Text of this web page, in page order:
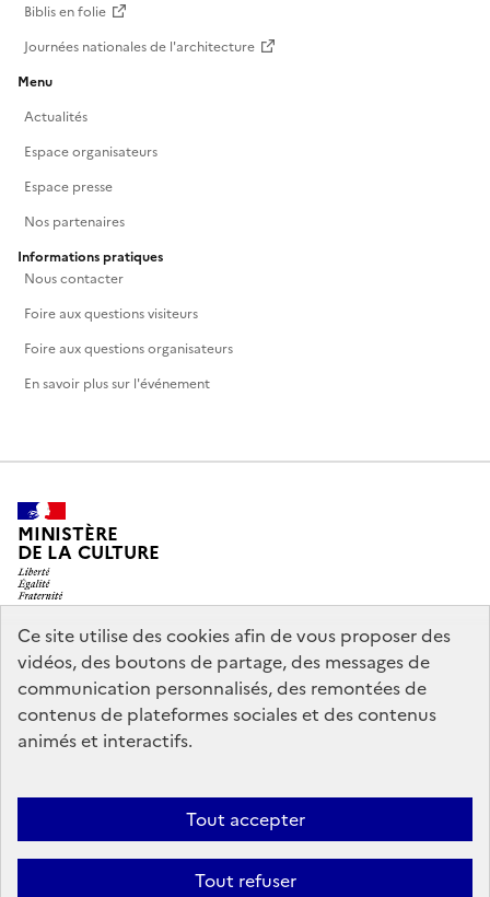
Ce site utilise des cookies afin de vous proposer des
vidéos, des boutons de partage, des messages de
communication personnalisés, des remontées de
contenus de plateformes sociales et des contenus
animés et interactifs.
Tout accepter
Tout refuser
Biblis en folie
Journées nationales de l'architecture
Menu
Actualités
Espace organisateurs
Espace presse
Nos partenaires
Informations pratiques
Nous contacter
Foire aux questions visiteurs
Foire aux questions organisateurs
En savoir plus sur l'événement
MINISTÈRE
DE LA CULTURE
legifrance.gouv.fr
info.gouv.fr
service-public.gouv.fr
data.gouv.fr
Mentions légales